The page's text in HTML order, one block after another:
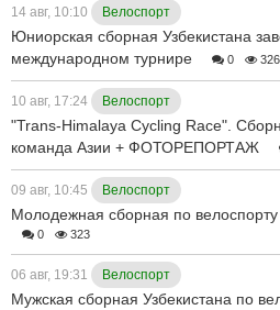
14 авг, 10:10 Велоспорт
Юниорская сборная Узбекистана
международном турнире
0 326
10 авг, 17:24 Велоспорт
"Trans-Himalaya Cycling Race".
команда Азии + ФОТОРЕПОРТАЖ
09 авг, 10:45 Велоспорт
Молодежная сборная по
0 323
06 авг, 19:31 Велоспорт
Мужская сборная Узбекистана по